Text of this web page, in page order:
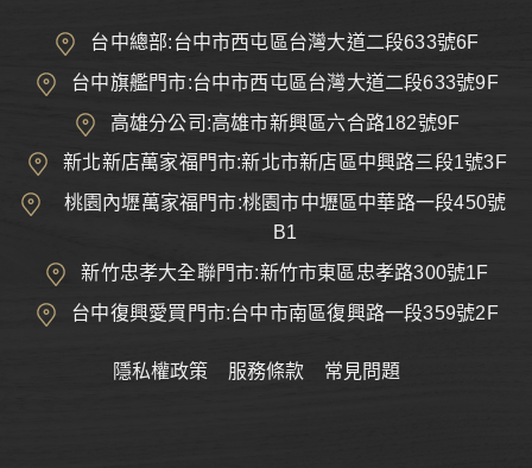
台中總部:台中市西屯區台灣大道二段633號6F
台中旗艦門市:台中市西屯區台灣大道二段633號9F
高雄分公司:高雄市新興區六合路182號9F
新北新店萬家福門市:新北市新店區中興路三段1號3F
桃園內壢萬家福門市:桃園市中壢區中華路一段450號
B1
新竹忠孝大全聯門市:新竹市東區忠孝路300號1F
台中復興愛買門市:台中市南區復興路一段359號2F
隱私權政策 服務條款 常見問題